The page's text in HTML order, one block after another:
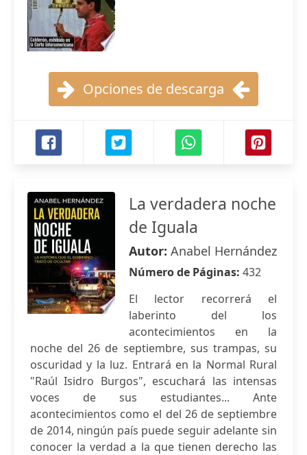
Opciones de descarga
La verdadera noche
de Iguala
Autor: Anabel Hernández
Número de Páginas: 432
El lector recorrerá el
laberinto del los
acontecimientos en la
noche del 26 de septiembre, sus trampas, su
oscuridad y la luz. Entrará en la Normal Rural
"Raúl Isidro Burgos", escuchará las intensas
voces de sus estudiantes... Ante
acontecimientos como el del 26 de septiembre
de 2014, ningún país puede seguir adelante sin
conocer la verdad a la que tienen derecho las